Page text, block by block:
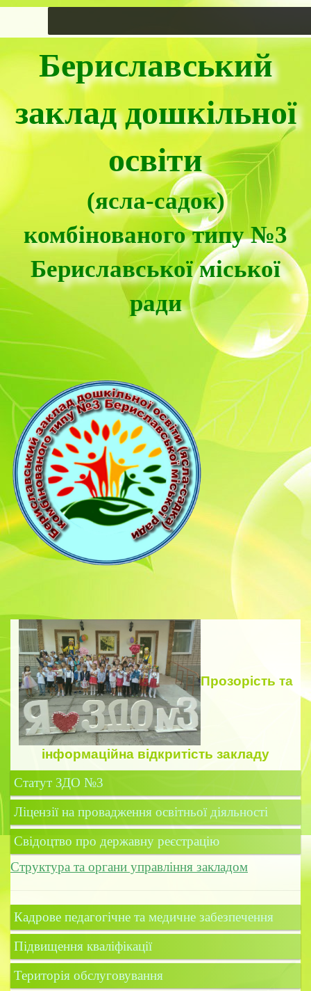
Бериславський
заклад дошкільної
освіти
(ясла-садок)
комбінованого типу №3
Бериславської міської
ради
Прозорість та
інформаційна відкритість закладу
Статут ЗДО №3
Ліцензії на провадження освітньої діяльності
Свідоцтво про державну реєстрацію
Структура та органи управління закладом
Кадрове педагогічне та медичне забезпечення
Підвищення кваліфікації
Територія обслуговування